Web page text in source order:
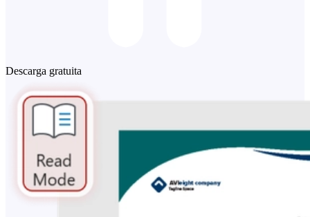
Descarga gratuita